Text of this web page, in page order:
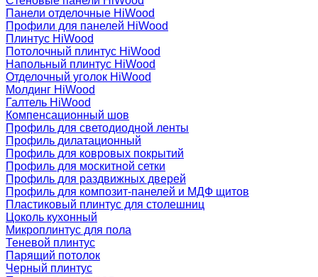
Панели отделочные HiWood
Профили для панелей HiWood
Плинтус HiWood
Потолочный плинтус HiWood
Напольный плинтус HiWood
Отделочный уголок HiWood
Молдинг HiWood
Галтель HiWood
Компенсационный шов
Профиль для светодиодной ленты
Профиль дилатационный
Профиль для ковровых покрытий
Профиль для москитной сетки
Профиль для раздвижных дверей
Профиль для композит-панелей и МДФ щитов
Пластиковый плинтус для столешниц
Цоколь кухонный
Микроплинтус для пола
Теневой плинтус
Парящий потолок
Черный плинтус